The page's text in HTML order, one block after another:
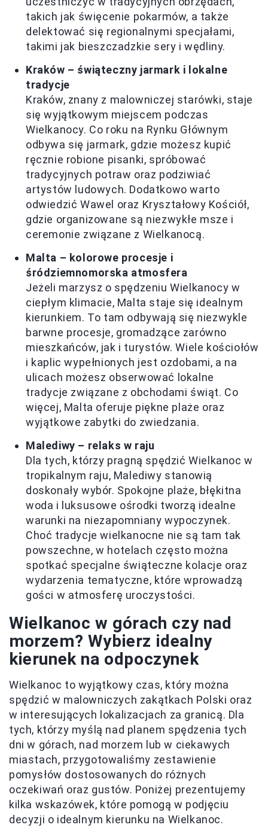
takich jak święcenie pokarmów, a także
delektować się regionalnymi specjałami,
takimi jak bieszczadzkie sery i wędliny.
Kraków – świąteczny jarmark i lokalne
tradycje
Kraków, znany z malowniczej starówki, staje
się wyjątkowym miejscem podczas
Wielkanocy. Co roku na Rynku Głównym
odbywa się jarmark, gdzie możesz kupić
ręcznie robione pisanki, spróbować
tradycyjnych potraw oraz podziwiać
artystów ludowych. Dodatkowo warto
odwiedzić Wawel oraz Kryształowy Kościół,
gdzie organizowane są niezwykłe msze i
ceremonie związane z Wielkanocą.
Malta – kolorowe procesje i
śródziemnomorska atmosfera
Jeżeli marzysz o spędzeniu Wielkanocy w
ciepłym klimacie, Malta staje się idealnym
kierunkiem. To tam odbywają się niezwykle
barwne procesje, gromadzące zarówno
mieszkańców, jak i turystów. Wiele kościołów
i kaplic wypełnionych jest ozdobami, a na
ulicach możesz obserwować lokalne
tradycje związane z obchodami świąt. Co
więcej, Malta oferuje piękne plaże oraz
wyjątkowe zabytki do zwiedzania.
Malediwy – relaks w raju
Dla tych, którzy pragną spędzić Wielkanoc w
tropikalnym raju, Malediwy stanowią
doskonały wybór. Spokojne plaże, błękitna
woda i luksusowe ośrodki tworzą idealne
warunki na niezapomniany wypoczynek.
Choć tradycje wielkanocne nie są tam tak
powszechne, w hotelach często można
spotkać specjalne świąteczne kolacje oraz
wydarzenia tematyczne, które wprowadzą
gości w atmosferę uroczystości.
Wielkanoc w górach czy nad
morzem? Wybierz idealny
kierunek na odpoczynek
Wielkanoc to wyjątkowy czas, który można
spędzić w malowniczych zakątkach Polski oraz
w interesujących lokalizacjach za granicą. Dla
tych, którzy myślą nad planem spędzenia tych
dni w górach, nad morzem lub w ciekawych
miastach, przygotowaliśmy zestawienie
pomysłów dostosowanych do różnych
oczekiwań oraz gustów. Poniżej prezentujemy
kilka wskazówek, które pomogą w podjęciu
decyzji o idealnym kierunku na Wielkanoc.